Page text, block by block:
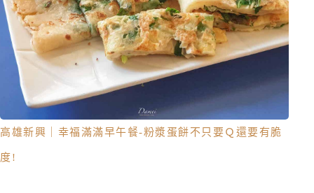
高雄新興｜幸福滿滿早午餐 -粉漿蛋餅不只要Ｑ還要有脆
度!